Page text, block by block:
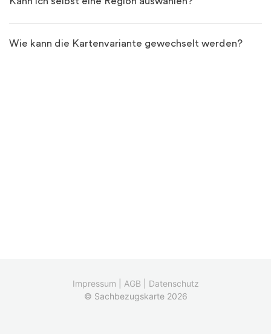
Wie kann die Kartenvariante gewechselt werden?
Impressum AGB
Datenschutz
© Sachbezugskarte 2026